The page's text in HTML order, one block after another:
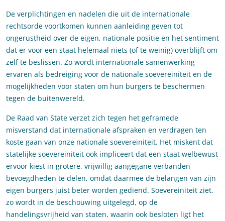
De verplichtingen en nadelen die uit de internationale
rechtsorde voortkomen kunnen aanleiding geven tot
ongerustheid over de eigen, nationale positie en het sentiment
dat er voor een staat helemaal niets (of te weinig) overblijft om
zelf te beslissen. Zo wordt internationale samenwerking
ervaren als bedreiging voor de nationale soevereiniteit en de
mogelijkheden voor staten om hun burgers te beschermen
tegen de buitenwereld.
De Raad van State verzet zich tegen het geframede
misverstand dat internationale afspraken en verdragen ten
koste gaan van onze nationale soevereiniteit. Het miskent dat
statelijke soevereiniteit ook impliceert dat een staat welbewust
ervoor kiest in grotere, vrijwillig aangegane verbanden
bevoegdheden te delen, omdat daarmee de belangen van zijn
eigen burgers juist beter worden gediend. Soevereiniteit ziet,
zo wordt in de beschouwing uitgelegd, op de
handelingsvrijheid van staten, waarin ook besloten ligt het